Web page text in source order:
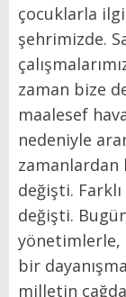
çocuklarla
şehrimizde.
zaman bize
maalesef
nedeniyle
zamanlardan
değişti. Farklı
değişti.
yönetimlerle,
bir
milletin